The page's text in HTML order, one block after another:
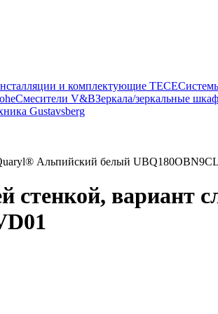
и комплектующие TECE
Смесители V&BЗеркала/зеркальные
Gustavsberg
Альпийский белый
стенкой, вариант